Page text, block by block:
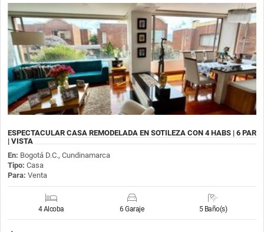
ESPECTACULAR CASA REMODELADA EN SOTILEZA CON 4 HABS | 6 PAR
| VISTA
En: Bogotá D.C., Cundinamarca
Tipo: Casa
Para: Venta
4 Alcoba 6 Garaje 5 Baño(s)